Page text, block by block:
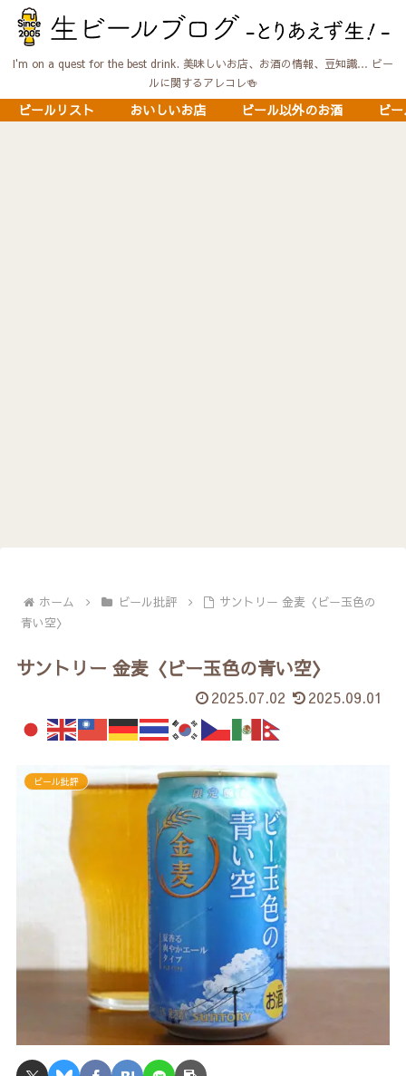
I'm on a quest for the best drink. 美味しいお店、お酒の情報、豆知識… ビー
ルに関するアレコレ🍻
ビールリスト おいしいお店 ビール以外のお酒 ビ
ホーム ビール批評
サントリー 金麦〈ビー玉色の
青い空〉
サントリー 金麦〈ビー玉色の青い空〉
2025.07.02 2025.09.01
ビール批評